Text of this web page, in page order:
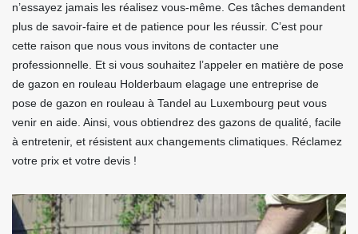
n’essayez jamais les réalisez vous-même. Ces tâches demandent
plus de savoir-faire et de patience pour les réussir. C’est pour
cette raison que nous vous invitons de contacter une
professionnelle. Et si vous souhaitez l’appeler en matière de pose
de gazon en rouleau Holderbaum elagage une entreprise de
pose de gazon en rouleau à Tandel au Luxembourg peut vous
venir en aide. Ainsi, vous obtiendrez des gazons de qualité, facile
à entretenir, et résistent aux changements climatiques. Réclamez
votre prix et votre devis !